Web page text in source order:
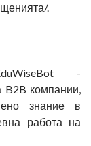
.
-
B2B компании,
знание в
работа на